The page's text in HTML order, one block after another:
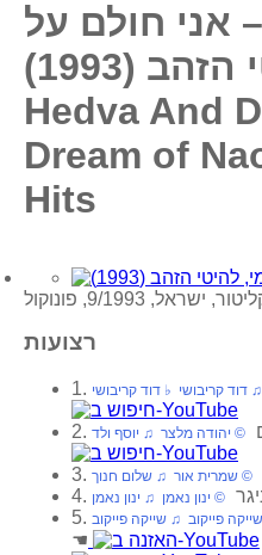
אני חולם על
(1993)
Hedva And
Dream of
Hits
רצועות
קריבושי‏ ♭ דוד קריבושי
‏ © יהודה מלצר‏ ♫ יוסף ולד
‏ © שמרית אור‏ ♫ שלום חנוך
‏ © ינון נאמן‏ ♫ ינון נאמן
פייקוב‏ ♫ שייקה פייקוב
☚